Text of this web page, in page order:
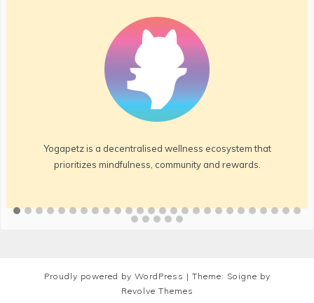
Yogapetz is a decentralised wellness ecosystem that
prioritizes mindfulness, community and rewards.
Proudly powered by WordPress | Theme: Soigne by
Revolve Themes